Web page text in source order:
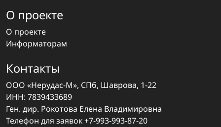
О проекте
О проекте
Информаторам
Контакты
ООО «Нерудас-М», СПб, Шаврова, 1-22
ИНН: 7839433689
Ген. дир. Рокотова Елена Владимировна
Телефон для заявок+7-993-993-87-20